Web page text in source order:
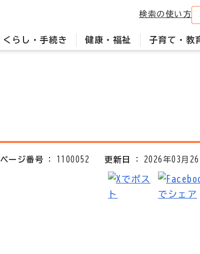
くらし・手続き 健康・福祉 子育て・教
検索の使い方
ページ番号 1100052 更新日 2026年03月26